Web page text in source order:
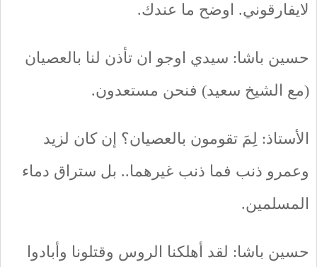
لايفارقوني. اوضح ما عندك.
حسين باشا: سيدي اوجو ان تأذن لنا بالعصيان
(مع الشيخ سعيد) فنحن مستعدون.
الأستاذ: لِمَ تقومون بالعصيان؟ إن كان لزيد
وعمرو ذنب فما ذنب غيرهما.. بل ستراق دماء
المسلمين.
حسين باشا: لقد أهلكنا الروس وقتلونا وأبادوا